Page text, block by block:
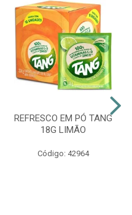
REFRESCO EM PÓ TANG
18G LIMÃO
Código: 42964